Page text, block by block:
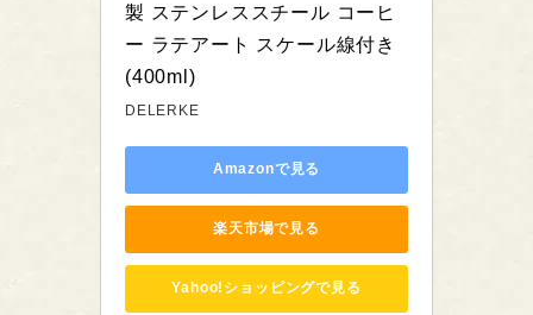
製 ステンレススチール コーヒ
ー ラテアート スケール線付き
(400ml)
DELERKE
Amazonで見る
楽天市場で見る
Yahoo!ショッピングで見る